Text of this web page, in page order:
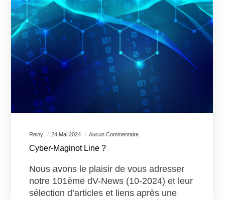
Reiny 24 Mai 2024 Aucun Commentaire
Cyber-Maginot Line ?
Nous avons le plaisir de vous adresser
notre 101ème dV-News (10-2024) et leur
sélection d’articles et liens après une